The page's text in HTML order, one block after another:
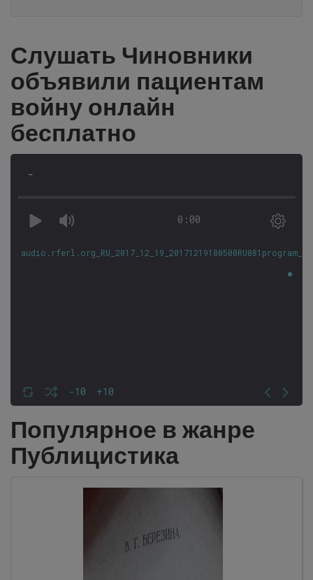
Слушать Чиновники
объявили пациентам
войну онлайн
бесплатно
-
0:00
-10 +10
audio.rferl.org_RU_2017_12_19_20171219180500RU081program_hq
Популярное в жанре
Публицистика